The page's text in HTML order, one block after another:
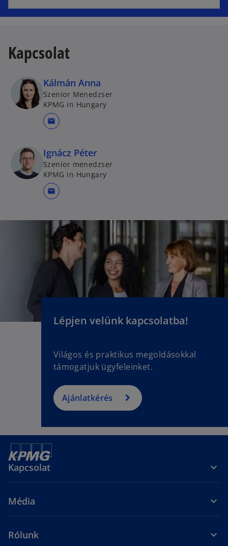
Kapcsolat
Kálmán Anna
Szenior Menedzser
KPMG in Hungary
mail
Ignácz Péter
Szenior menedzser
KPMG in Hungary
mail
Lépjen velünk kapcsolatba!
Világos és praktikus megoldásokkal
támogatjuk ügyfeleinket.
Ajánlatkérés
Kapcsolat
Média
Rólunk